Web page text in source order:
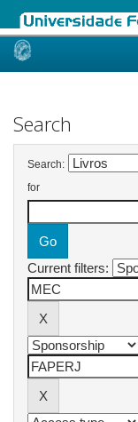
Skip
Search
Search:
for
Current filters: